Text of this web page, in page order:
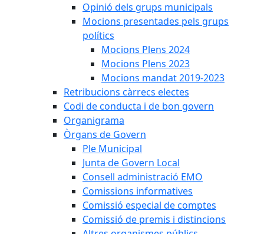
Opinió dels grups municipals
Mocions presentades pels grups
polítics
Mocions Plens 2024
Mocions Plens 2023
Mocions mandat 2019-2023
Retribucions càrrecs electes
Codi de conducta i de bon govern
Organigrama
Òrgans de Govern
Ple Municipal
Junta de Govern Local
Consell administració EMO
Comissions informatives
Comissió especial de comptes
Comissió de premis i distincions